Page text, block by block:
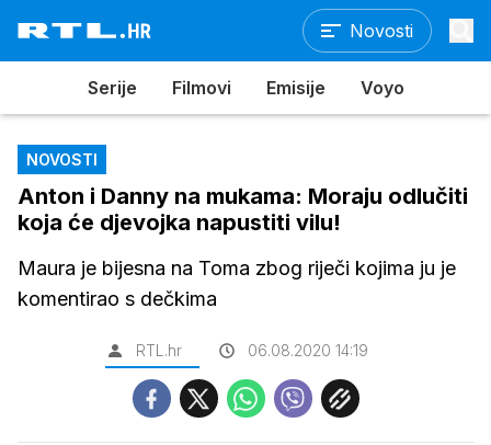
Novosti
Serije Filmovi Emisije Voyo
NOVOSTI
Anton i Danny na mukama: Moraju odlučiti
koja će djevojka napustiti vilu!
Maura je bijesna na Toma zbog riječi kojima ju je
komentirao s dečkima
RTL.hr 06.08.2020 14:19